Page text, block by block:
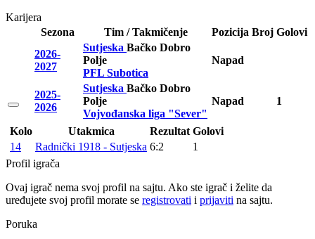
Karijera
Sezona
Tim / Takmičenje Pozicija Broj Golovi
2026-
2027
Sutjeska Bačko Dobro
Polje
PFL Subotica
Napad
2025-
2026
Sutjeska Bačko Dobro
Polje
Vojvođanska liga "Sever"
Napad 1
Kolo Utakmica Rezultat Golovi
14
Radnički 1918 - Sutjeska 6:2
1
Profil igrača
Ovaj igrač nema svoj profil na sajtu. Ako ste igrač i želite da
uređujete svoj profil morate se registrovati i prijaviti na sajtu.
Poruka